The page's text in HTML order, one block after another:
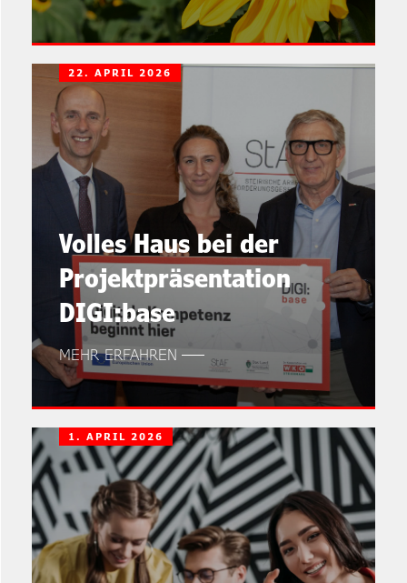
Volles Haus bei der
Projektpräsentation
DIGI:base
22. APRIL 2026
MEHR ERFAHREN
1. APRIL 2026